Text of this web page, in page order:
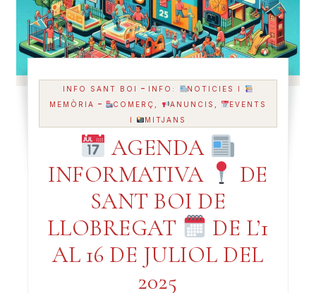
INFO SANT BOI - INFO:
NOTICIES I
MEMÒRIA - COMERÇ, ANUNCIS,
EVENTS
I
MITJANS
AGENDA
INFORMATIVA
DE
SANT BOI DE
LLOBREGAT
DE L’1
AL 16 DE JULIOL DEL
2025